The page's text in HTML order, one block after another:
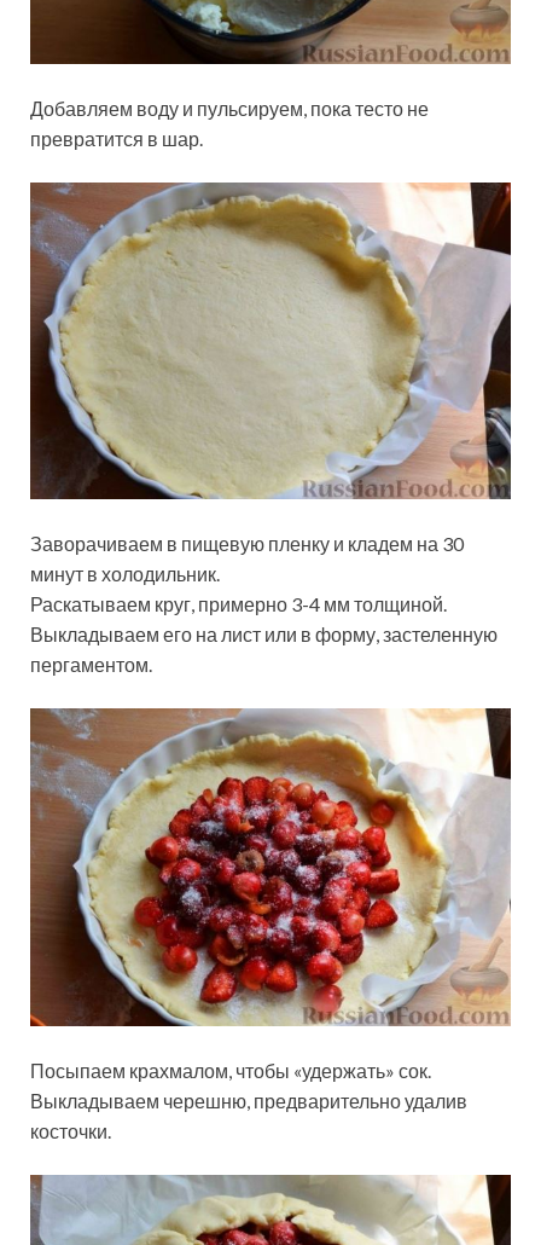
Добавляем воду и пульсируем, пока тесто не
превратится в шар.
Заворачиваем в пищевую пленку и кладем на 30
минут в холодильник.
Раскатываем круг, примерно 3-4 мм толщиной.
Выкладываем его на лист или в форму, застеленную
пергаментом.
Посыпаем крахмалом, чтобы «удержать» сок.
Выкладываем черешню, предварительно удалив
косточки.